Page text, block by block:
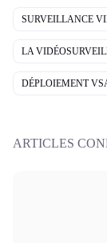
SURVEILLANCE
LA
DÉPLOIEMENT
ARTICLES